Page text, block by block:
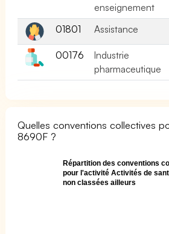
enseignement
01801 Assistance
00176
Industrie
pharmaceutique
Quelles conventions collectives
8690F ?
Répartition des conventions
pour l'activité Activités de
non classées ailleurs